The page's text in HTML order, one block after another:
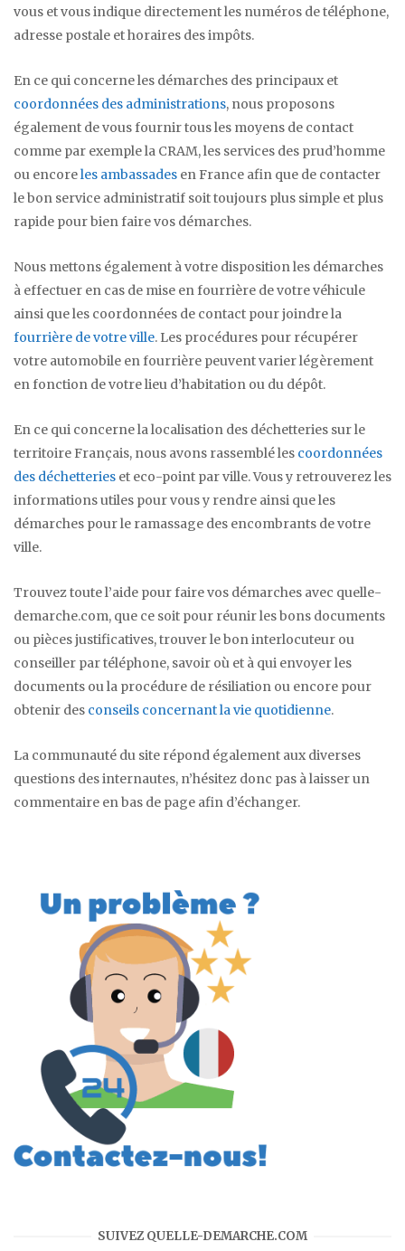
vous et vous indique directement les numéros de téléphone,
adresse postale et horaires des impôts.
En ce qui concerne les démarches des principaux et
coordonnées des administrations, nous proposons
également de vous fournir tous les moyens de contact
comme par exemple la CRAM, les services des prud’homme
ou encoreles ambassades en France afin que de contacter
le bon service administratif soit toujours plus simple et plus
rapide pour bien faire vos démarches.
Nous mettons également à votre disposition les démarches
à effectuer en cas de mise en fourrière de votre véhicule
ainsi que les coordonnées de contact pour joindre la
fourrière de votre ville. Les procédures pour récupérer
votre automobile en fourrière peuvent varier légèrement
en fonction de votre lieu d’habitation ou du dépôt.
En ce qui concerne la localisation des déchetteries sur le
territoire Français, nous avons rassemblé les coordonnées
des déchetteries et eco-point par ville. Vous y retrouverez les
informations utiles pour vous y rendre ainsi que les
démarches pour le ramassage des encombrants de votre
ville.
Trouvez toute l’aide pour faire vos démarches avec quelle-
demarche.com, que ce soit pour réunir les bons documents
ou pièces justificatives, trouver le bon interlocuteur ou
conseiller par téléphone, savoir où et à qui envoyer les
documents ou la procédure de résiliation ou encore pour
obtenir des conseils concernant la vie quotidienne.
La communauté du site répond également aux diverses
questions des internautes, n’hésitez donc pas à laisser un
commentaire en bas de page afin d’échanger.
SUIVEZ QUELLE-DEMARCHE.COM